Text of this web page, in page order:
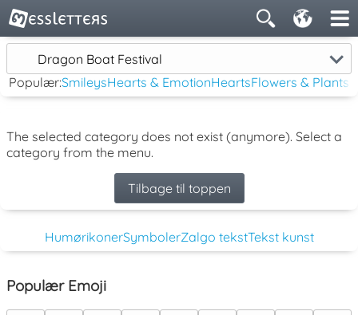
Dragon Boat Festival
Populær:SmileysHearts & EmotionHeartsFlowers & Plants
The selected category does not exist (anymore). Select a
category from the menu.
Tilbage til toppen
HumørikonerSymbolerZalgo tekstTekst kunst
Populær Emoji